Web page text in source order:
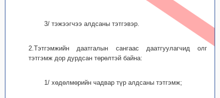
3/ тэжээгчээ алдсаны тэтгэвэр.
2.Тэтгэмжийн даатгалын сангаас даатгуулагчид олгох
тэтгэмж дор дурдсан төрөлтэй байна:
1/ хөдөлмөрийн чадвар түр алдсаны тэтгэмж;